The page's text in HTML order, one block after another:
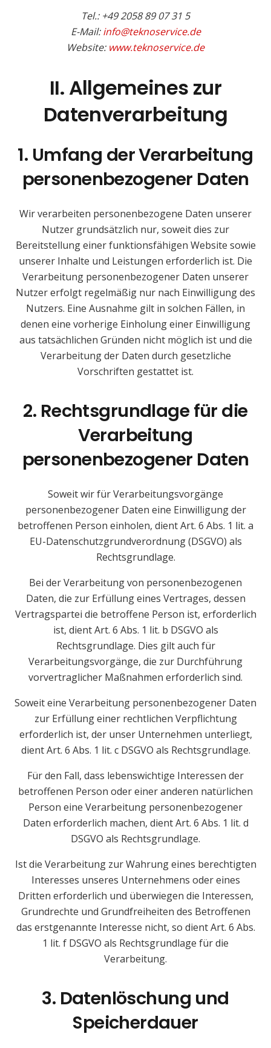
Tel.: +49 2058 89 07 31 5
E-Mail:info@teknoservice.de
Website: www.teknoservice.de
II. Allgemeines zur
Datenverarbeitung
1. Umfang der Verarbeitung
personenbezogener Daten
Wir verarbeiten personenbezogene Daten unserer
Nutzer grundsätzlich nur, soweit dies zur
Bereitstellung einer funktionsfähigen Website sowie
unserer Inhalte und Leistungen erforderlich ist. Die
Verarbeitung personenbezogener Daten unserer
Nutzer erfolgt regelmäßig nur nach Einwilligung des
Nutzers. Eine Ausnahme gilt in solchen Fällen, in
denen eine vorherige Einholung einer Einwilligung
aus tatsächlichen Gründen nicht möglich ist und die
Verarbeitung der Daten durch gesetzliche
Vorschriften gestattet ist.
2. Rechtsgrundlage für die
Verarbeitung
personenbezogener Daten
Soweit wir für Verarbeitungsvorgänge
personenbezogener Daten eine Einwilligung der
betroffenen Person einholen, dient Art. 6 Abs. 1 lit. a
EU-Datenschutzgrundverordnung (DSGVO) als
Rechtsgrundlage.
Bei der Verarbeitung von personenbezogenen
Daten, die zur Erfüllung eines Vertrages, dessen
Vertragspartei die betroffene Person ist, erforderlich
ist, dient Art. 6 Abs. 1 lit. b DSGVO als
Rechtsgrundlage. Dies gilt auch für
Verarbeitungsvorgänge, die zur Durchführung
vorvertraglicher Maßnahmen erforderlich sind.
Soweit eine Verarbeitung personenbezogener Daten
zur Erfüllung einer rechtlichen Verpflichtung
erforderlich ist, der unser Unternehmen unterliegt,
dient Art. 6 Abs. 1 lit. c DSGVO als Rechtsgrundlage.
Für den Fall, dass lebenswichtige Interessen der
betroffenen Person oder einer anderen natürlichen
Person eine Verarbeitung personenbezogener
Daten erforderlich machen, dient Art. 6 Abs. 1 lit. d
DSGVO als Rechtsgrundlage.
Ist die Verarbeitung zur Wahrung eines berechtigten
Interesses unseres Unternehmens oder eines
Dritten erforderlich und überwiegen die Interessen,
Grundrechte und Grundfreiheiten des Betroffenen
das erstgenannte Interesse nicht, so dient Art. 6 Abs.
1 lit. f DSGVO als Rechtsgrundlage für die
Verarbeitung.
3. Datenlöschung und
Speicherdauer